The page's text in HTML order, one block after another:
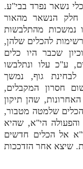
נשאר נפרד בבי"ע.
חלק הנשאר מהאור
נמשכות מהתלבשות
להכלים שלהן,
שכבר היו כלים
ע"כ עלו ונתלבשו
לבחינת גוף, נמשך
חסרון המקבלים,
שהן תיקון
הכלים שלמטה מטבור,
הי"א, שהיא
אל הכלים חדשים
שיצא אחר הזדככות